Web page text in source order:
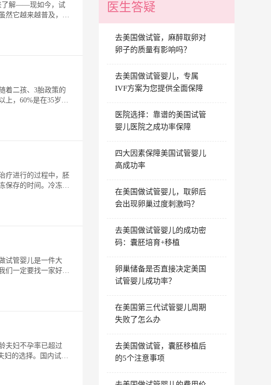
了解——现如今，试
然它越来越普及，但
着二孩、3胎政策的
上，60%是在35岁以
疗进行的过程中，胚
保存的时间。冷冻不
试管婴儿是一件大
们一定要找一家好的
夫妇不孕率已超过
妇的选择。国内试管
医生答疑
去美国做试管，麻醉取卵对
卵子的质量有影响吗？
去美国做试管婴儿，专属
IVF方案为您提供全面保障
医院选择：靠谱的美国试管
婴儿医院之成功率保障
四大因素保障美国试管婴儿
高成功率
在美国做试管婴儿，取卵后
会出现卵巢过度刺激吗？
去美国做试管婴儿的成功密
码：囊胚培育+移植
卵巢储备是否直接决定美国
试管婴儿成功率？
在美国第三代试管婴儿周期
失败了怎么办
去美国做试管，囊胚移植后
的5个注意事项